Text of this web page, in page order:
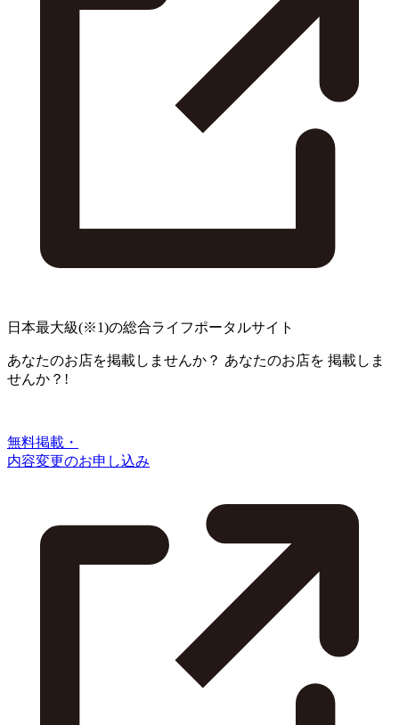
日本最大級(※1)の総合ライフポータルサイト
あなたのお店を掲載しませんか？ あなたのお店を 掲載しま
せんか？!
無料掲載・
内容変更のお申し込み